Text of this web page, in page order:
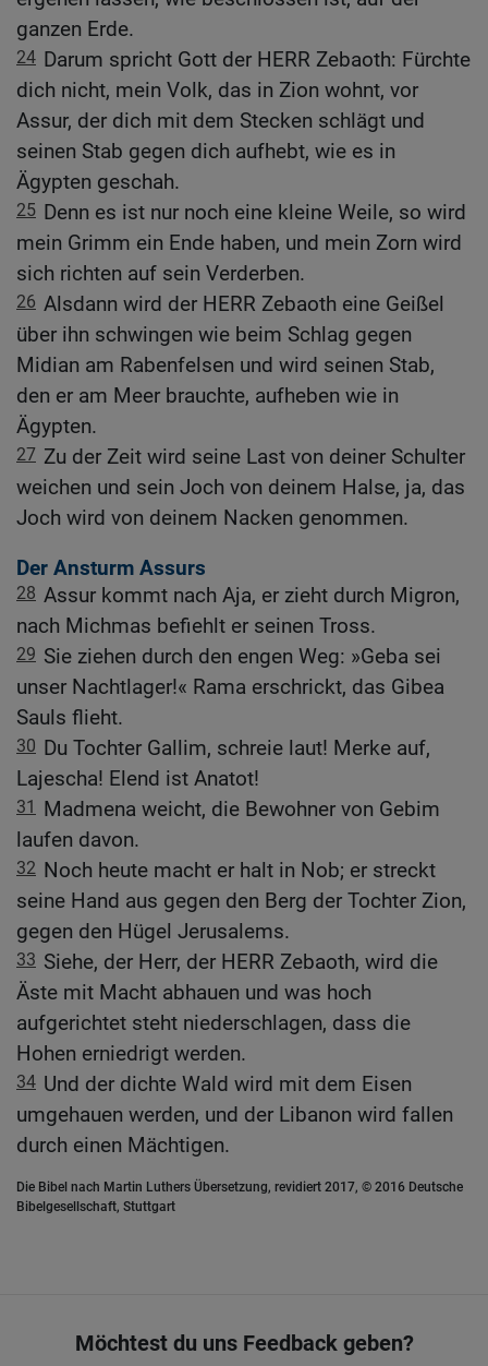
ganzen Erde.
24 Darum spricht Gott der HERR Zebaoth: Fürchte
dich nicht, mein Volk, das in Zion wohnt, vor
Assur, der dich mit dem Stecken schlägt und
seinen Stab gegen dich aufhebt, wie es in
Ägypten geschah.
25 Denn es ist nur noch eine kleine Weile, so wird
mein Grimm ein Ende haben, und mein Zorn wird
sich richten auf sein Verderben.
26 Alsdann wird der HERR Zebaoth eine Geißel
über ihn schwingen wie beim Schlag gegen
Midian am Rabenfelsen und wird seinen Stab,
den er am Meer brauchte, aufheben wie in
Ägypten.
27 Zu der Zeit wird seine Last von deiner Schulter
weichen und sein Joch von deinem Halse, ja, das
Joch wird von deinem Nacken genommen.
Der Ansturm Assurs
28 Assur kommt nach Aja, er zieht durch Migron,
nach Michmas befiehlt er seinen Tross.
29 Sie ziehen durch den engen Weg: »Geba sei
unser Nachtlager!« Rama erschrickt, das Gibea
Sauls flieht.
30 Du Tochter Gallim, schreie laut! Merke auf,
Lajescha! Elend ist Anatot!
31 Madmena weicht, die Bewohner von Gebim
laufen davon.
32 Noch heute macht er halt in Nob; er streckt
seine Hand aus gegen den Berg der Tochter Zion,
gegen den Hügel Jerusalems.
33 Siehe, der Herr, der HERR Zebaoth, wird die
Äste mit Macht abhauen und was hoch
aufgerichtet steht niederschlagen, dass die
Hohen erniedrigt werden.
34 Und der dichte Wald wird mit dem Eisen
umgehauen werden, und der Libanon wird fallen
durch einen Mächtigen.
Die Bibel nach Martin Luthers Übersetzung, revidiert 2017, © 2016 Deutsche
Bibelgesellschaft, Stuttgart
Möchtest du uns Feedback geben?